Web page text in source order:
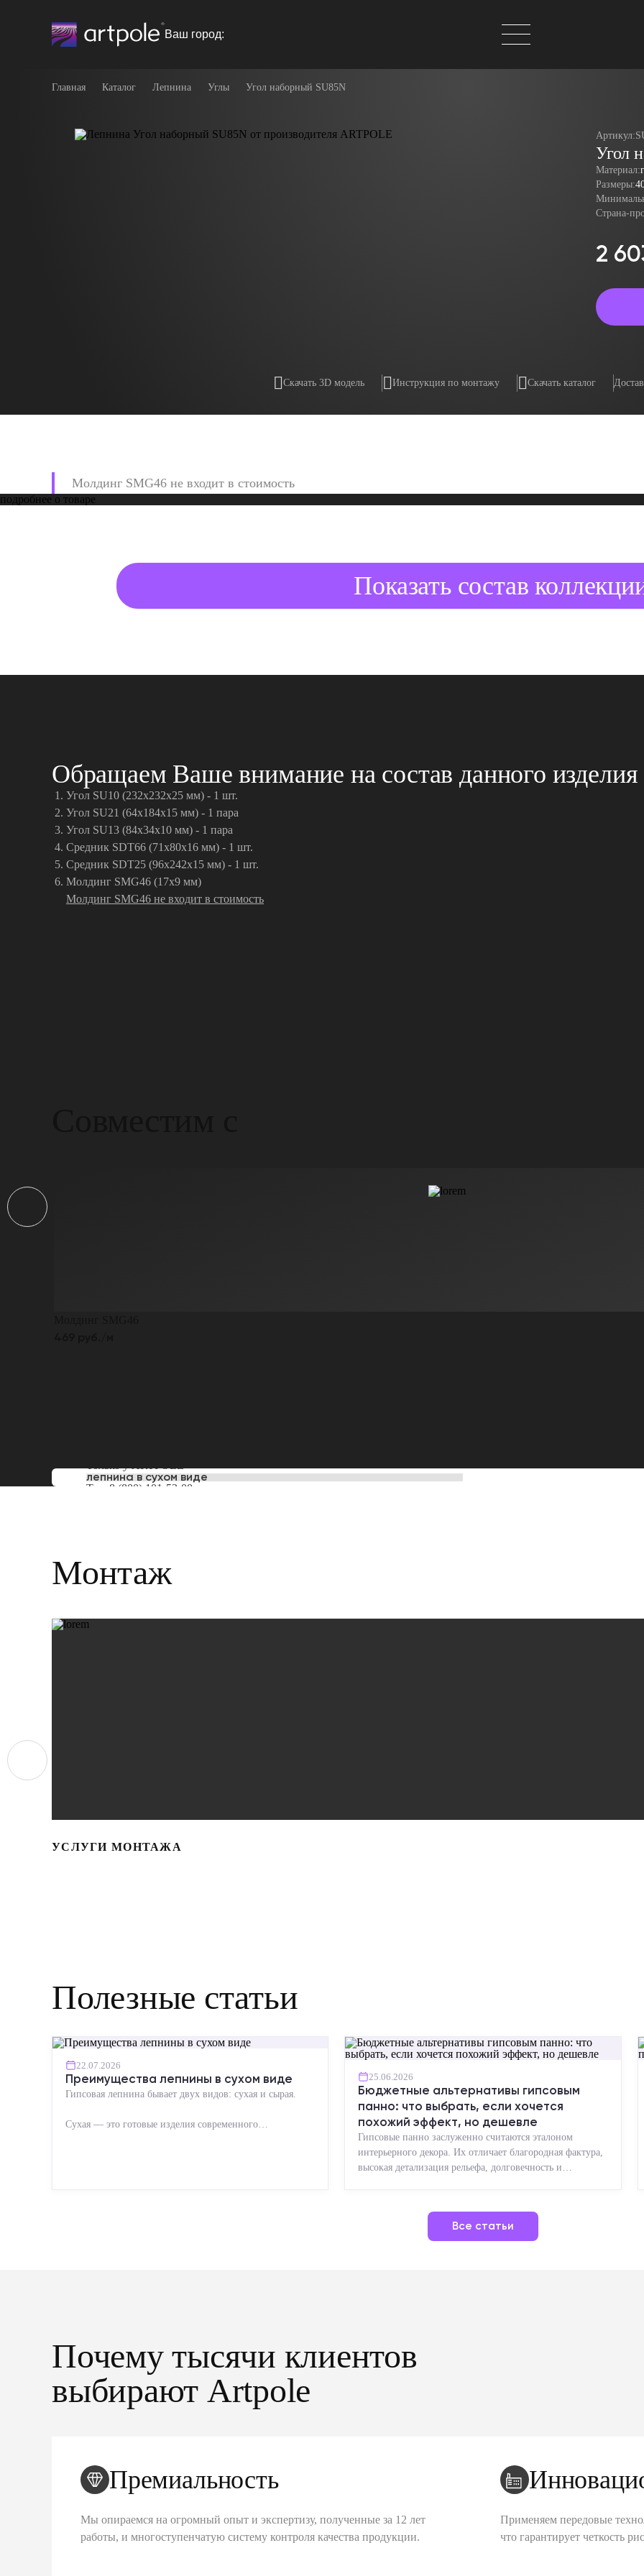
Ваш город:
Главная Каталог Лепнина Углы Угол наборный SU85N
Артикул:
Угол
Материал:
Размеры:
Страна-
2
Скачать 3D модель Инструкция по монтажу Скачать каталог
Молдинг SMG46 не входит в стоимость
подробнее о товаре
Показать состав
Обращаем Ваше внимание на состав данного изделия
Угол SU10 (232x232x25 мм) - 1 шт.
Угол SU21 (64x184х15 мм) - 1 пара
Угол SU13 (84x34х10 мм) - 1 пара
Средник SDT66 (71x80x16 мм) - 1 шт.
Средник SDT25 (96x242x15 мм) - 1 шт.
Молдинг SMG46 (17x9 мм)
Молдинг SMG46 не входит в стоимость
Только уARTPOLE
лепнина в сухом виде
Тел: 8 (800) 101-53-00
Монтаж
УСЛУГИ МОНТАЖА
Полезные статьи
22.07.2026
Преимущества лепнины в сухом виде
Гипсовая лепнина бывает двух видов: сухая и сырая.
Сухая — это готовые изделия современного
25.06.2026
Бюджетные альтернативы гипсовым
панно: что выбрать, если хочется
похожий эффект, но дешевле
Гипсовые панно заслуженно считаются эталоном
интерьерного декора. Их отличает благородная фактура,
высокая детализация рельефа, долговечность и
Все статьи
Почему тысячи клиентов
выбирают Artpole
Премиальность
Мы опираемся на огромный опыт и экспертизу, полученные за 12 лет
работы, и многоступенчатую систему контроля качества продукции.
Применяем передовые
что гарантирует четкость